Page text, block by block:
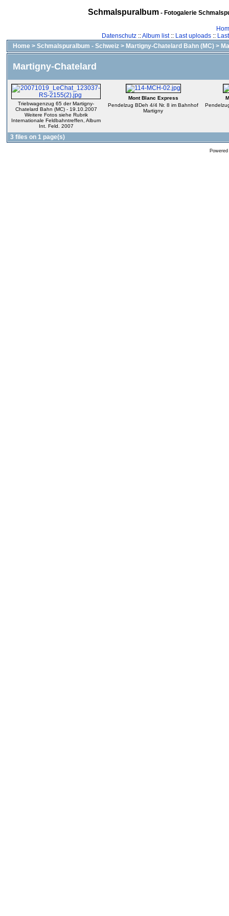
Schmalspuralbum- Fotogalerie
Datenschutz::Album list:: Last uploads::
Home > Schmalspuralbum - Schweiz > Martigny-Chatelard Bahn (MC) >
Martigny-Chatelard
Triebwagenzug 65 der Martigny-
Chatelard Bahn (MC) - 19.10.2007
Weitere Fotos siehe Rubrik
Internationale Feldbahntreffen, Album
Int. Feld. 2007
Mont Blanc Express
Pendelzug BDeh 4/4 Nr. 8 im Bahnhof
Martigny
3 files on 1 page(s)